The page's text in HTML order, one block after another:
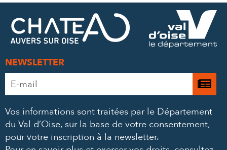
FACEBOOK
MAIL
NEWSLETTER
Adresse
e-
*
Je
à
Vos informations sont traitées par le Département
du Val d’Oise, sur la base de votre consentement,
pour votre inscription à la newsletter.